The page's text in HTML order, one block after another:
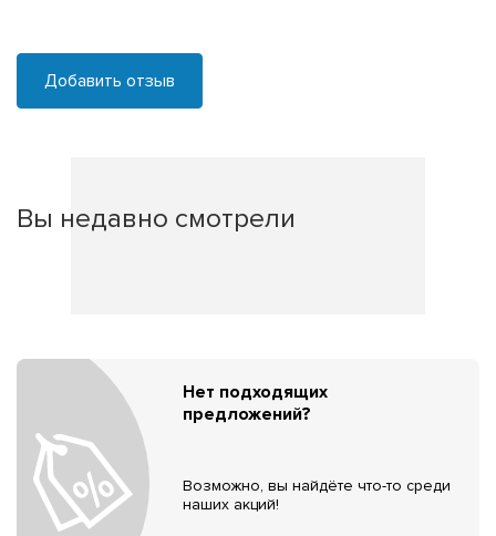
Добавить отзыв
Вы недавно смотрели
Нет подходящих
предложений?
Возможно, вы найдёте что-то среди
наших акций!